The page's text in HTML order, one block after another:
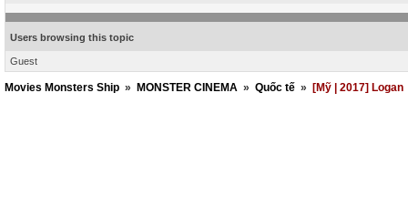
Users browsing this topic
Guest
Movies Monsters Ship » MONSTER CINEMA » Quốc tế » [Mỹ | 2017] Logan